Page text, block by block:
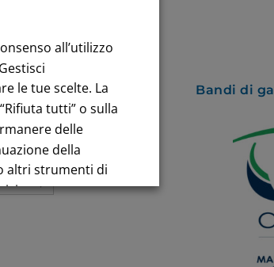
in Borsa Bandi di
all’utilizzo
le tue scelte. La
tutti” o sulla
delle
della
altri strumenti di